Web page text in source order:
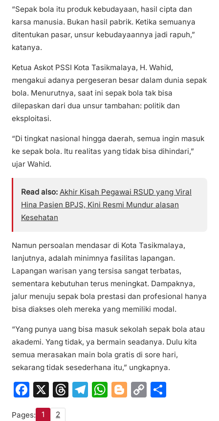
“Sepak bola itu produk kebudayaan, hasil cipta dan
karsa manusia. Bukan hasil pabrik. Ketika semuanya
ditentukan pasar, unsur kebudayaannya jadi rapuh,”
katanya.
Ketua Askot PSSI Kota Tasikmalaya, H. Wahid,
mengakui adanya pergeseran besar dalam dunia sepak
bola. Menurutnya, saat ini sepak bola tak bisa
dilepaskan dari dua unsur tambahan: politik dan
eksploitasi.
“Di tingkat nasional hingga daerah, semua ingin masuk
ke sepak bola. Itu realitas yang tidak bisa dihindari,”
ujar Wahid.
Read also: Akhir Kisah Pegawai RSUD yang Viral
Hina Pasien BPJS, Kini Resmi Mundur alasan
Kesehatan
Namun persoalan mendasar di Kota Tasikmalaya,
lanjutnya, adalah minimnya fasilitas lapangan.
Lapangan warisan yang tersisa sangat terbatas,
sementara kebutuhan terus meningkat. Dampaknya,
jalur menuju sepak bola prestasi dan profesional hanya
bisa diakses oleh mereka yang memiliki modal.
“Yang punya uang bisa masuk sekolah sepak bola atau
akademi. Yang tidak, ya bermain seadanya. Dulu kita
semua merasakan main bola gratis di sore hari,
sekarang tidak sesederhana itu,” ungkapnya.
F
a
X
T
T
W Bl C
Pages: 1 2